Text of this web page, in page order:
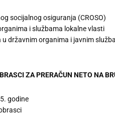
socijalnog osiguranja (CROSO)
i službama lokalne vlasti
državnim organima i javnim
ZA PRERAČUN NETO NA
godine